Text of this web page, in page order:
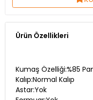
Ürün Özellikleri
Kalıp:Normal Kalıp
Astar:Yok
Fermuar:Yok
Esneklik:Var